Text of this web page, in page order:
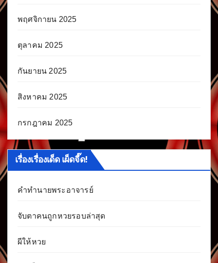
พฤศจิกายน 2025
ตุลาคม 2025
กันยายน 2025
สิงหาคม 2025
กรกฎาคม 2025
เรื่องเรื่องเด็ด เผ็ดจี๊ด!
คำทำนายพระอาจารย์
จับตาคนถูกหวยรอบล่าสุด
ผีให้หวย